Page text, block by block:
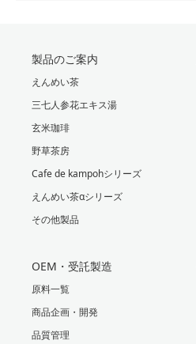
製品のご案内
えんめい茶
三七人参花エキス湯
玄米珈琲
野草茶房
Cafe de kampohシリーズ
えんめい茶αシリーズ
その他製品
OEM・受託製造
原料一覧
商品企画・開発
品質管理